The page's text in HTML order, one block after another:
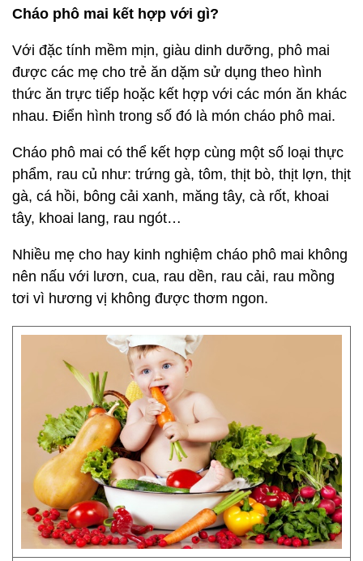
Cháo phô mai kết hợp với gì?
Với đặc tính mềm mịn, giàu dinh dưỡng, phô mai
được các mẹ cho trẻ ăn dặm sử dụng theo hình
thức ăn trực tiếp hoặc kết hợp với các món ăn khác
nhau. Điển hình trong số đó là món cháo phô mai.
Cháo phô mai có thể kết hợp cùng một số loại thực
phẩm, rau củ như: trứng gà, tôm, thịt bò, thịt lợn, thịt
gà, cá hồi, bông cải xanh, măng tây, cà rốt, khoai
tây, khoai lang, rau ngót…
Nhiều mẹ cho hay kinh nghiệm cháo phô mai không
nên nấu với lươn, cua, rau dền, rau cải, rau mồng
tơi vì hương vị không được thơm ngon.